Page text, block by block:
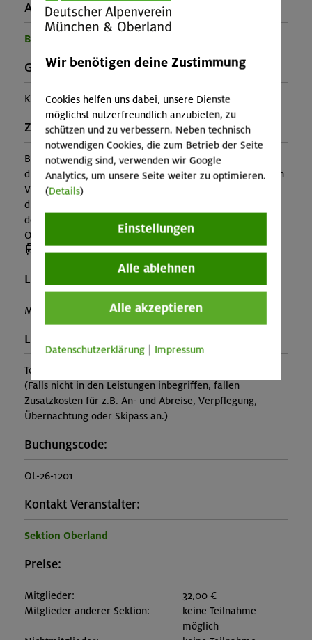
Ausrüstung:
Benötigte Ausrüstung für diese Veranstaltung
Gebirgsgruppe:
Karwendel
Zusatzinfo:
Besuch des Naturparkhaus in Hinterriß im Anschluss an
die Tour möglich. Gemeinsame Anreise mit Bus und Bahn
Veranstaltungsleiter*in: Naturparkfüher*in begleitet
durch ein*e Mitarbeiter*in oder Ehrenamtliche*r aus
dem Bereich Natur- und Umweltschutz der Sektion
Oberland
(Anreise mit Bus oder Bahn)
Leiter*in:
Martin Eibeler
Leistung:
Tourleitung
(Falls nicht in den Leistungen inbegriffen, fallen
Zusatzkosten für z.B. An- und Abreise, Verpflegung,
Übernachtung oder Skipass an.)
Buchungscode:
OL-26-1201
Kontakt Veranstalter:
Sektion Oberland
Preise:
Mitglieder:
32,00 €
Mitglieder anderer Sektion:
keine Teilnahme
möglich
Wir benötigen deine Zustimmung
Cookies helfen uns dabei, unsere Dienste
möglichst nutzerfreundlich anzubieten, zu
schützen und zu verbessern. Neben technisch
notwendigen Cookies, die zum Betrieb der Seite
notwendig sind, verwenden wir Google
Analytics, um unsere Seite weiter zu optimieren.
(Details)
Einstellungen
Alle ablehnen
Alle akzeptieren
Datenschutzerklärung Impressum